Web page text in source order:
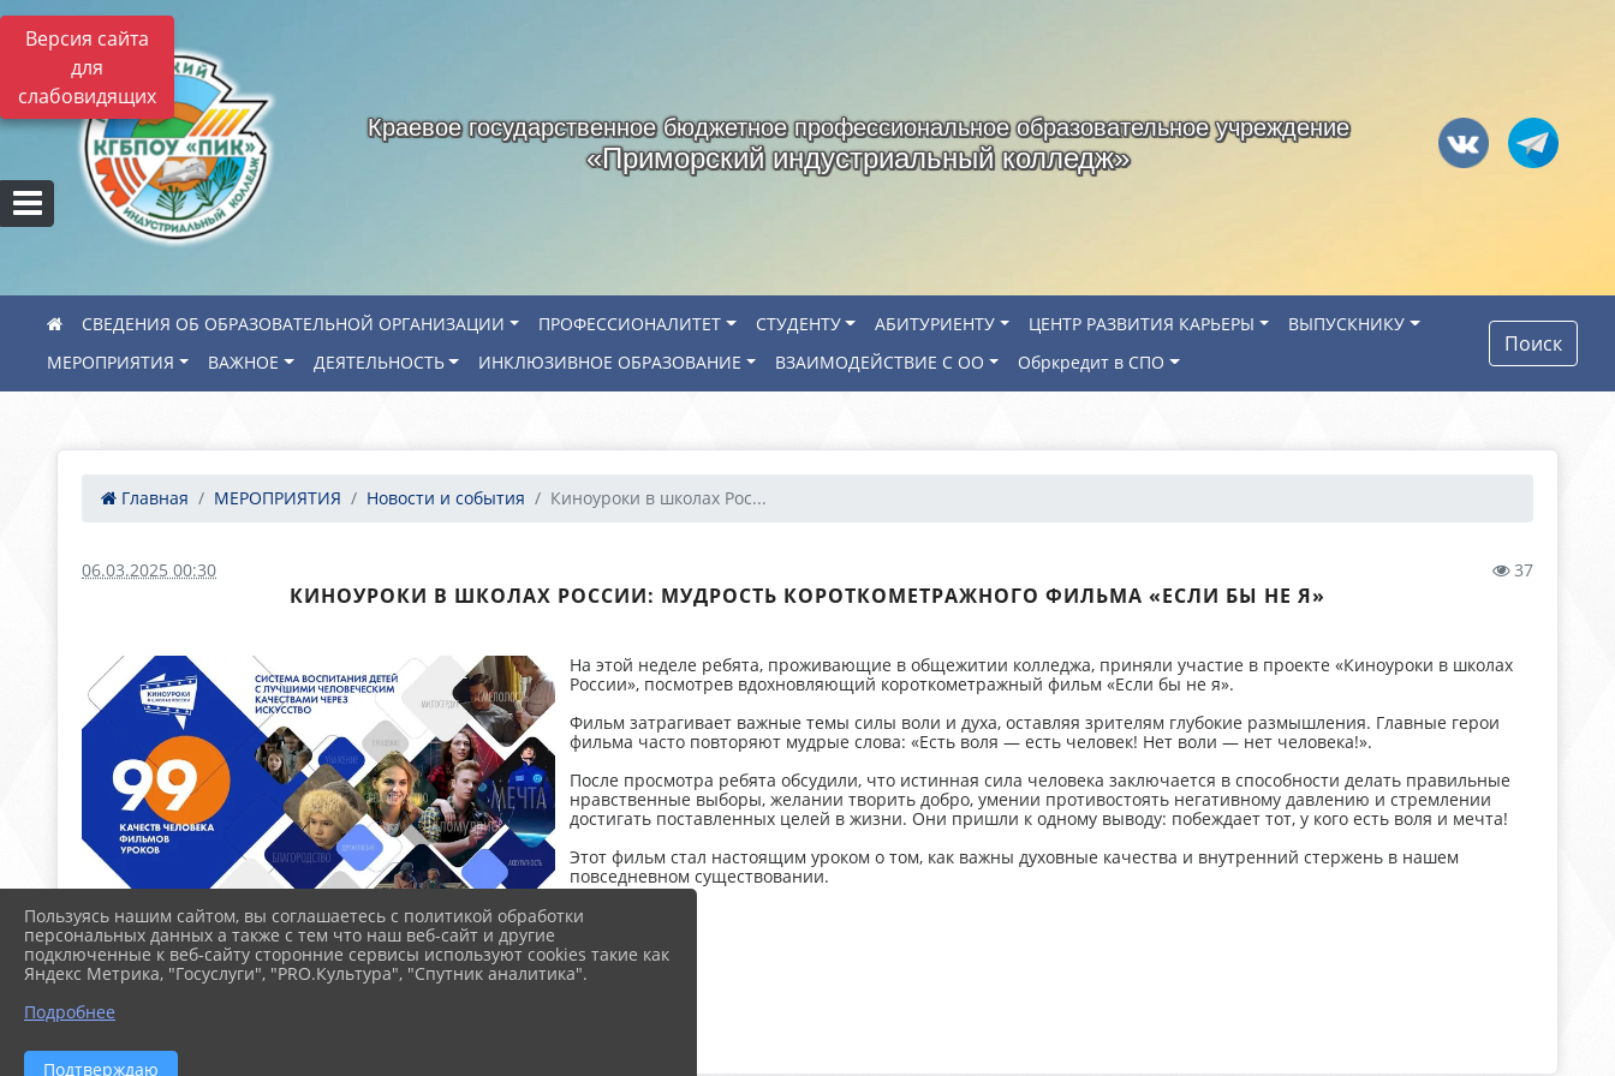
Версия сайта
для
слабовидящих
Краевое государственное бюджетное профессиональное образовательное учреждение
«Приморский индустриальный колледж»
СВЕДЕНИЯ ОБ ОБРАЗОВАТЕЛЬНОЙ ОРГАНИЗАЦИИ ПРОФЕССИОНАЛИТЕТ СТУДЕНТУ АБИТУРИЕНТУ ЦЕНТР РАЗВИТИЯ КАРЬЕРЫ
ВЫПУСКНИКУ
МЕРОПРИЯТИЯ
ВАЖНОЕ ДЕЯТЕЛЬНОСТЬ ИНКЛЮЗИВНОЕ ОБРАЗОВАНИЕ ВЗАИМОДЕЙСТВИЕ С ОО Обркредит в СПО
Поиск
Главная МЕРОПРИЯТИЯ Новости и события Киноуроки в школах Рос...
06.03.2025 00:30 37
КИНОУРОКИ В ШКОЛАХ РОССИИ: МУДРОСТЬ КОРОТКОМЕТРАЖНОГО ФИЛЬМА «ЕСЛИ БЫ НЕ Я»
На этой неделе ребята, проживающие в общежитии колледжа, приняли участие в проекте «Киноуроки в школах
России», посмотрев вдохновляющий короткометражный фильм «Если бы не я».
Фильм затрагивает важные темы силы воли и духа, оставляя зрителям глубокие размышления. Главные герои
фильма часто повторяют мудрые слова: «Есть воля — есть человек! Нет воли — нет человека!».
После просмотра ребята обсудили, что истинная сила человека заключается в способности делать правильные
нравственные выборы, желании творить добро, умении противостоять негативному давлению и стремлении
достигать поставленных целей в жизни. Они пришли к одному выводу: побеждает тот, у кого есть воля и мечта!
Этот фильм стал настоящим уроком о том, как важны духовные качества и внутренний стержень в нашем
повседневном существовании.
Пользуясь нашим сайтом, вы соглашаетесь с политикой обработки
персональных данных а также с тем что наш веб-сайт и другие
подключенные к веб-сайту сторонние сервисы используют cookies такие как
Яндекс Метрика, "Госуслуги", "PRO.Культура", "Спутник аналитика".
Подробнее
Подтверждаю